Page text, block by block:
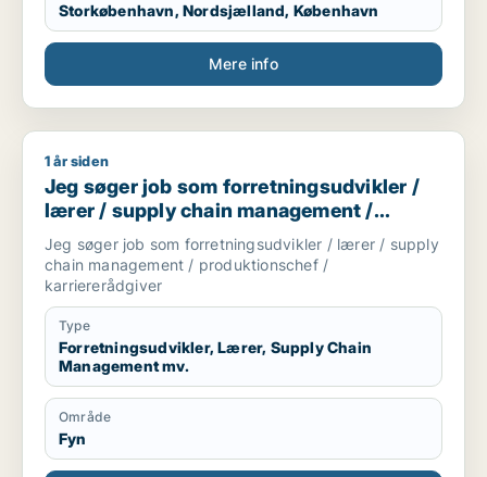
Storkøbenhavn, Nordsjælland, København
Mere info
Jeg søger job som forretningsudvikler / lærer / supply
1 år siden
Jeg søger job som forretningsudvikler /
lærer / supply chain management /
produktionschef / karriererådgiver
Jeg søger job som forretningsudvikler / lærer / supply
chain management / produktionschef /
karriererådgiver
Type
Forretningsudvikler, Lærer, Supply Chain
Management mv.
Område
Fyn